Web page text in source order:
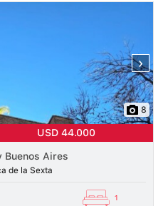
›
8
USD 44.000
Buenos Aires
de la Sexta
1